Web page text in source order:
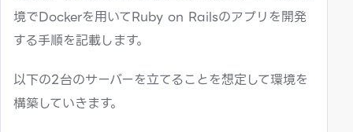
controllers
views
Docker参考
dockerを停止する
境でDockerを用いてRuby on Railsのアプリを開発
する手順を記載します。
以下の2台のサーバーを立てることを想定して環境を
構築していきます。